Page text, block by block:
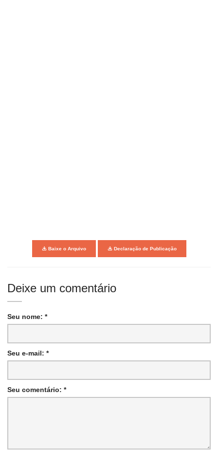
Baixe o Arquivo Declaração de Publicação
Deixe um comentário
Seu nome: *
Seu e-mail: *
Seu comentário: *